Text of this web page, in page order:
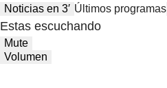
Noticias en 3′ Últimos programas
Estas escuchando
Mute
Volumen